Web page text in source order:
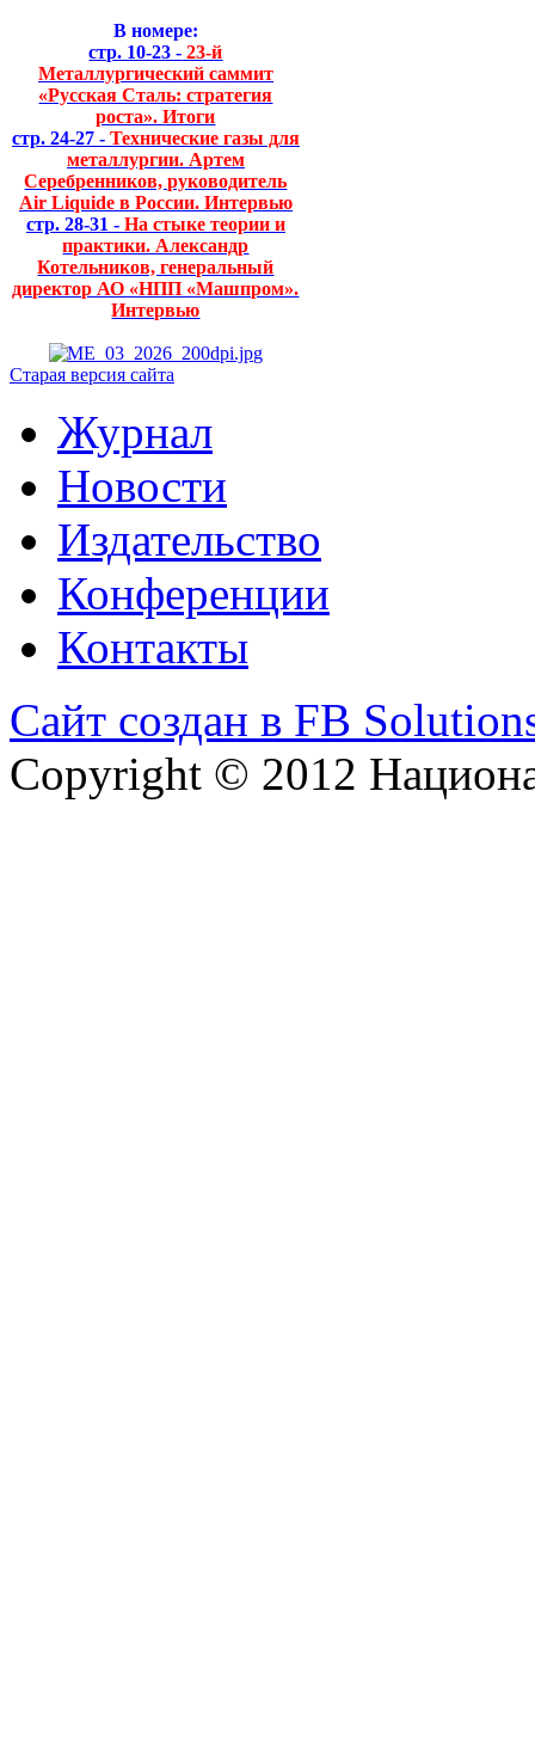
В номере:
стр. 10-23 - 23-й
Металлургический саммит
«Русская Сталь: стратегия
роста». Итоги
стр. 24-27 - Технические газы для
металлургии. Артем
Серебренников, руководитель
Air Liquide в России. Интервью
стр. 28-31 - На стыке теории и
практики. Александр
Котельников, генеральный
директор АО «НПП «Машпром».
Интервью
Старая версия сайта
Журнал
Новости
Издательство
Конференции
Контакты
Сайт создан в FB
Copyright © 2012